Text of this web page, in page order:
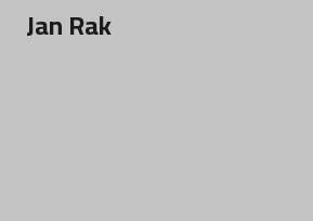
Jan Rak